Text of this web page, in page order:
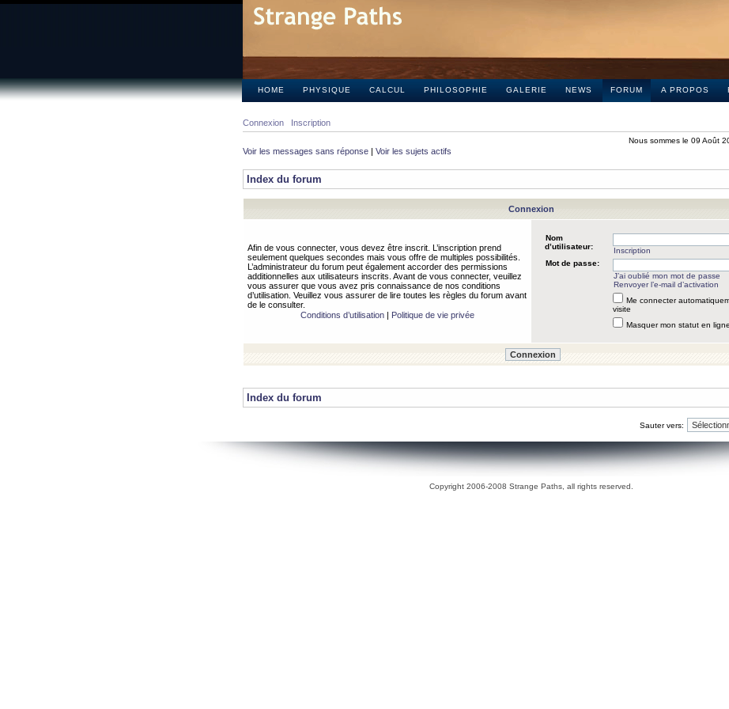
HOME PHYSIQUE CALCUL PHILOSOPHIE GALERIE NEWS FORUM A PROPOS
Connexion Inscription
Nous sommes le 09 Août
Voir les messages sans réponse | Voir les sujets actifs
Index du forum
Connexion
Afin de vous connecter, vous devez être inscrit. L’inscription prend
seulement quelques secondes mais vous offre de multiples possibilités.
L’administrateur du forum peut également accorder des permissions
additionnelles aux utilisateurs inscrits. Avant de vous connecter, veuillez
vous assurer que vous avez pris connaissance de nos conditions
d’utilisation. Veuillez vous assurer de lire toutes les règles du forum avant
de le consulter.
Conditions d’utilisation| Politique de vie privée
Nom
d’utilisateur:
Inscription
Mot de passe:
J’ai oublié mon mot de passe
Renvoyer l’e-mail d’activation
Me connecter
visite
Masquer mon statut en
Index du forum
Sauter vers:
Copyright 2006-2008 Strange Paths, all rights reserved.